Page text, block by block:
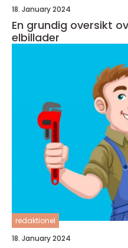
18. January 2024
En grundig oversikt
elbillader
redaktionel
18. January 2024